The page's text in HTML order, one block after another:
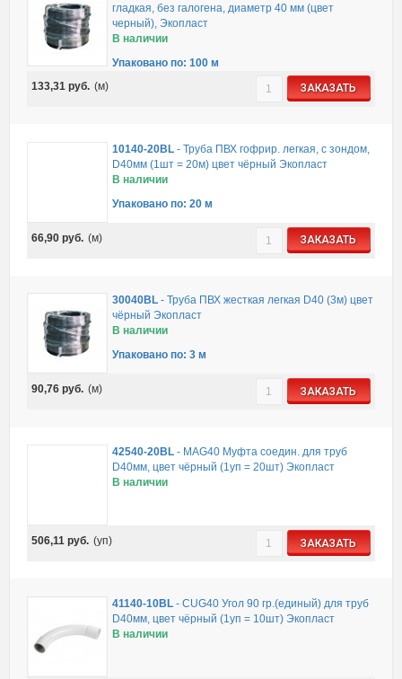
гладкая, без галогена, диаметр 40 мм (цвет
черный), Экопласт
В наличии
Упаковано по: 100 м
133,31руб. (м) ЗАКАЗАТЬ
10140-20BL -Труба ПВХ гофрир. легкая, с зондом,
D40мм (1шт = 20м) цвет чёрный Экопласт
В наличии
Упаковано по: 20 м
66,90руб. (м) ЗАКАЗАТЬ
30040BL -Труба ПВХ жесткая легкая D40 (3м) цвет
чёрный Экопласт
В наличии
Упаковано по: 3 м
90,76руб. (м) ЗАКАЗАТЬ
42540-20BL - MAG40 Муфта соедин. для труб
D40мм, цвет чёрный (1уп = 20шт) Экопласт
В наличии
506,11руб. (уп) ЗАКАЗАТЬ
41140-10BL -CUG40 Угол 90 гр.(единый) для труб
D40мм, цвет чёрный (1уп = 10шт) Экопласт
В наличии